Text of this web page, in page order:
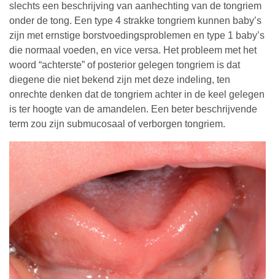
slechts een beschrijving van aanhechting van de tongriem
onder de tong. Een type 4 strakke tongriem kunnen baby’s
zijn met ernstige borstvoedingsproblemen en type 1 baby’s
die normaal voeden, en vice versa. Het probleem met het
woord “achterste” of posterior gelegen tongriem is dat
diegene die niet bekend zijn met deze indeling, ten
onrechte denken dat de tongriem achter in de keel gelegen
is ter hoogte van de amandelen. Een beter beschrijvende
term zou zijn submucosaal of verborgen tongriem.